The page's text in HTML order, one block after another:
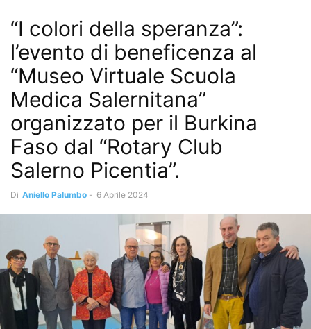
“I colori della speranza”:
l’evento di beneficenza al
“Museo Virtuale Scuola
Medica Salernitana”
organizzato per il Burkina
Faso dal “Rotary Club
Salerno Picentia”.
Di Aniello Palumbo - 6 Aprile 2024